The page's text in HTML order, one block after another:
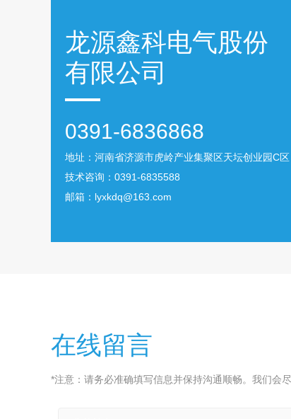
龙源鑫科电气股份
有限公司
0391-6836868
地址：河南省济源市虎岭产业集聚区天坛创业园C区
技术咨询： 0391-6835588
邮箱： lyxkdq@163.com
在线留言
*注意：请务必准确填写信息并保持沟通顺畅。我们会